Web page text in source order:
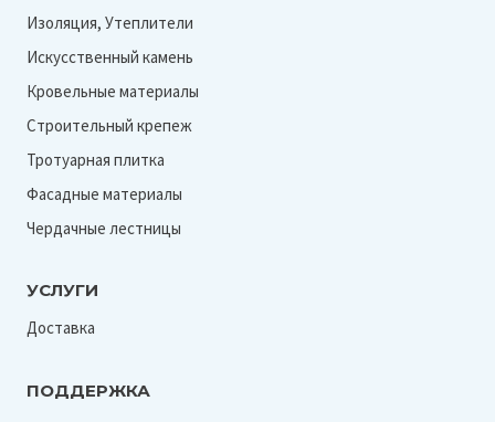
Изоляция, Утеплители
Искусственный камень
Кровельные материалы
Строительный крепеж
Тротуарная плитка
Фасадные материалы
Чердачные лестницы
УСЛУГИ
Доставка
ПОДДЕРЖКА